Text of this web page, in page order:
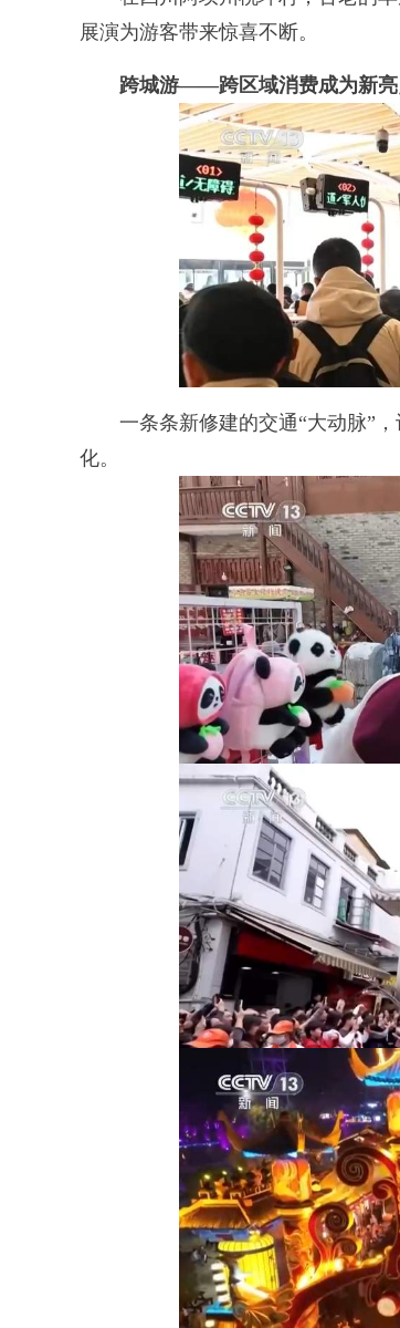
展演为游客带来惊喜不断。
跨城游——跨区域消费成为新亮
一条条新修建的交通“大动脉”，
化。